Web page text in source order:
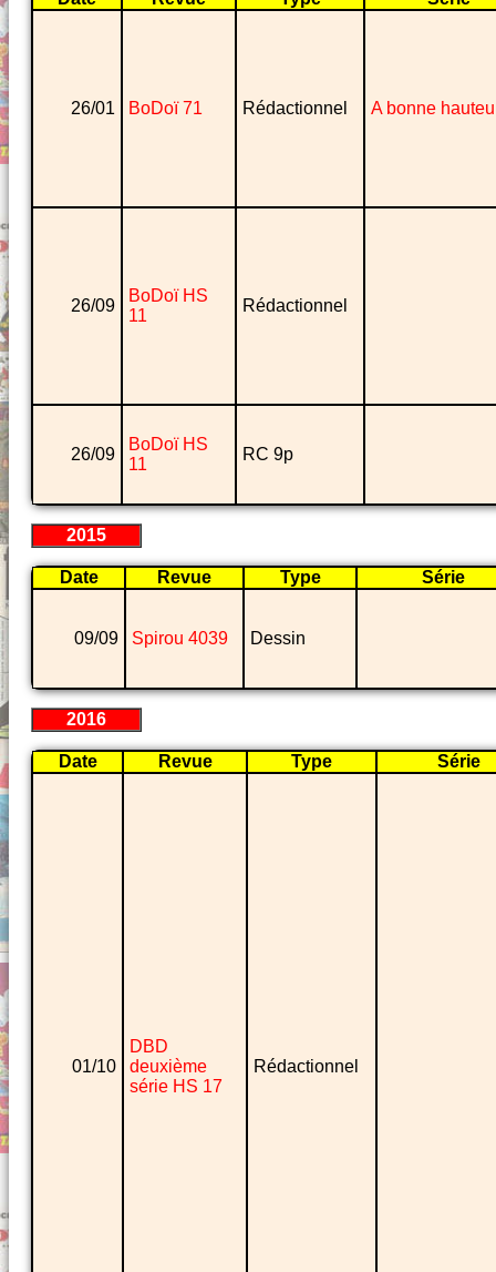
26/01 BoDoï 71 Rédactionnel A bonne
26/09
BoDoï HS
11
Rédactionnel
26/09
BoDoï HS
11
RC 9p
2015
Date Revue Type Série
09/09 Spirou 4039 Dessin
2016
Date Revue Type Série
01/10
DBD
deuxième
série HS 17
Rédactionnel